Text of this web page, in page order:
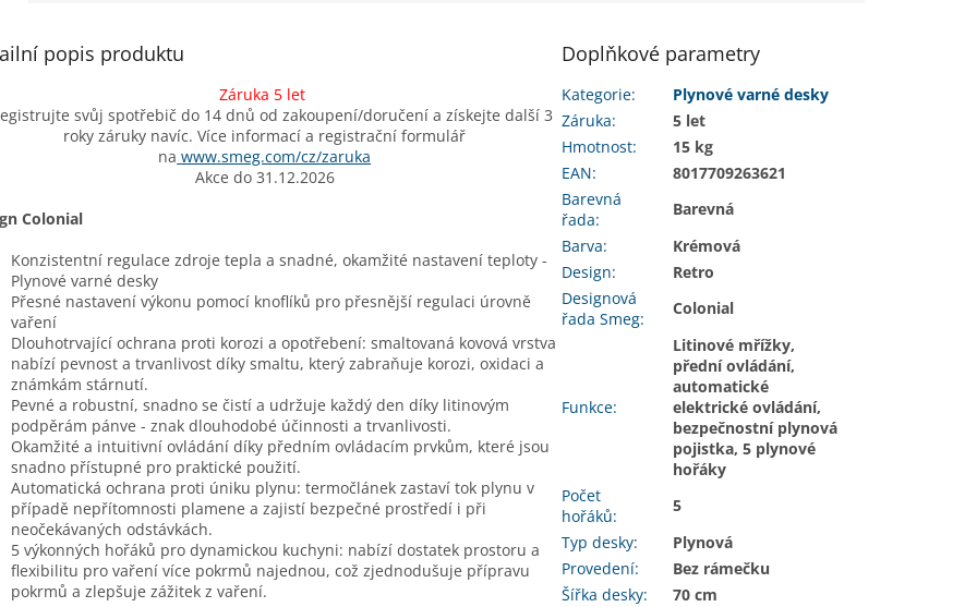
popis produktu
Záruka 5 let
svůj spotřebič do 14 dnů od zakoupení/doručení a získejte další 3
roky záruky navíc. Více informací a registrační formulář
na www.smeg.com/cz/zaruka
Akce do 31.12.2026
Colonial
Konzistentní regulace zdroje tepla a snadné, okamžité nastavení teploty -
Plynové varné desky
Přesné nastavení výkonu pomocí knoflíků pro přesnější regulaci úrovně
vaření
Dlouhotrvající ochrana proti korozi a opotřebení: smaltovaná kovová vrstva
nabízí pevnost a trvanlivost díky smaltu, který zabraňuje korozi, oxidaci a
známkám stárnutí.
Pevné a robustní, snadno se čistí a udržuje každý den díky litinovým
podpěrám pánve - znak dlouhodobé účinnosti a trvanlivosti.
Okamžité a intuitivní ovládání díky předním ovládacím prvkům, které jsou
snadno přístupné pro praktické použití.
Automatická ochrana proti úniku plynu: termočlánek zastaví tok plynu v
případě nepřítomnosti plamene a zajistí bezpečné prostředí i při
neočekávaných odstávkách.
5 výkonných hořáků pro dynamickou kuchyni: nabízí dostatek prostoru a
flexibilitu pro vaření více pokrmů najednou, což zjednodušuje přípravu
pokrmů a zlepšuje zážitek z vaření.
Doplňkové parametry
Kategorie:
Plynové varné desky
Záruka:
5 let
Hmotnost:
15 kg
EAN:
8017709263621
Barevná
řada:
Barevná
Barva:
Krémová
Design:
Retro
Designová
řada Smeg:
Colonial
Funkce:
Litinové mřížky,
přední ovládání,
automatické
elektrické ovládání,
bezpečnostní plynová
pojistka, 5 plynové
hořáky
Počet
hořáků:
5
Typ desky:
Plynová
Provedení:
Bez rámečku
Šířka desky: 70 cm